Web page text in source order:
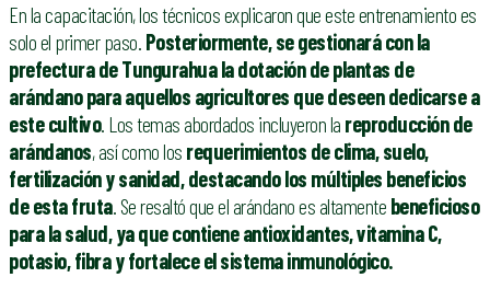
En la capacitación, los técnicos explicaron que este entrenamiento es
solo el primer paso. Posteriormente, se gestionará con la
prefectura de Tungurahua la dotación de plantas de
arándano para aquellos agricultores que deseen dedicarse a
este cultivo. Los temas abordados incluyeron la reproducción de
arándanos, así como los requerimientos de clima, suelo,
fertilización y sanidad, destacando los múltiples beneficios
de esta fruta. Se resaltó que el arándano es altamente beneficioso
para la salud, ya que contiene antioxidantes, vitamina C,
potasio, fibra y fortalece el sistema inmunológico.